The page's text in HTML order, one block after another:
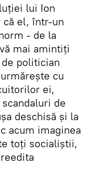
lui Ion
că el, într-un
- de la
mai amintiți
politician
cu
ei,
de
deschisă și la
acum imaginea
toți socialiștii,